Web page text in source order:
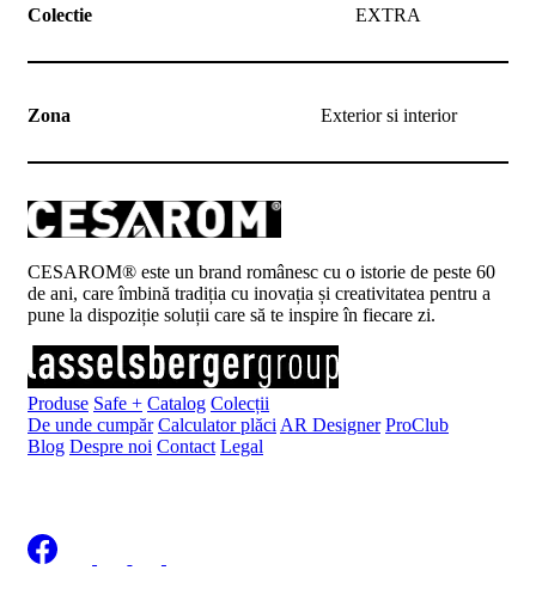
Colectie EXTRA
Zona Exterior si interior
CESAROM® este un brand românesc cu o istorie de peste 60
de ani, care îmbină tradiția cu inovația și creativitatea pentru a
pune la dispoziție soluții care să te inspire în fiecare zi.
Produse Safe + Catalog Colecții
De unde cumpăr Calculator plăci AR Designer ProClub
Blog Despre noi Contact Legal